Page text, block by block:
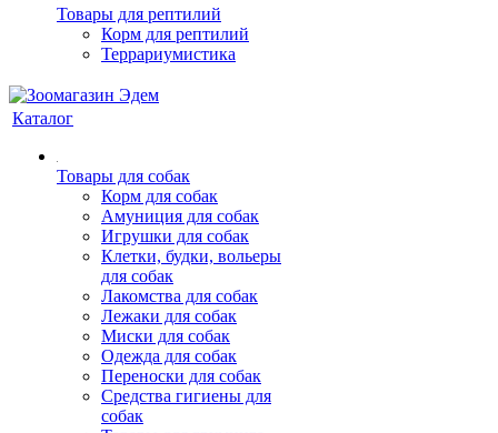
Товары для рептилий
Корм для рептилий
Террариумистика
Каталог
Товары для собак
Корм для собак
Амуниция для собак
Игрушки для собак
Клетки, будки, вольеры
для собак
Лакомства для собак
Лежаки для собак
Миски для собак
Одежда для собак
Переноски для собак
Средства гигиены для
собак